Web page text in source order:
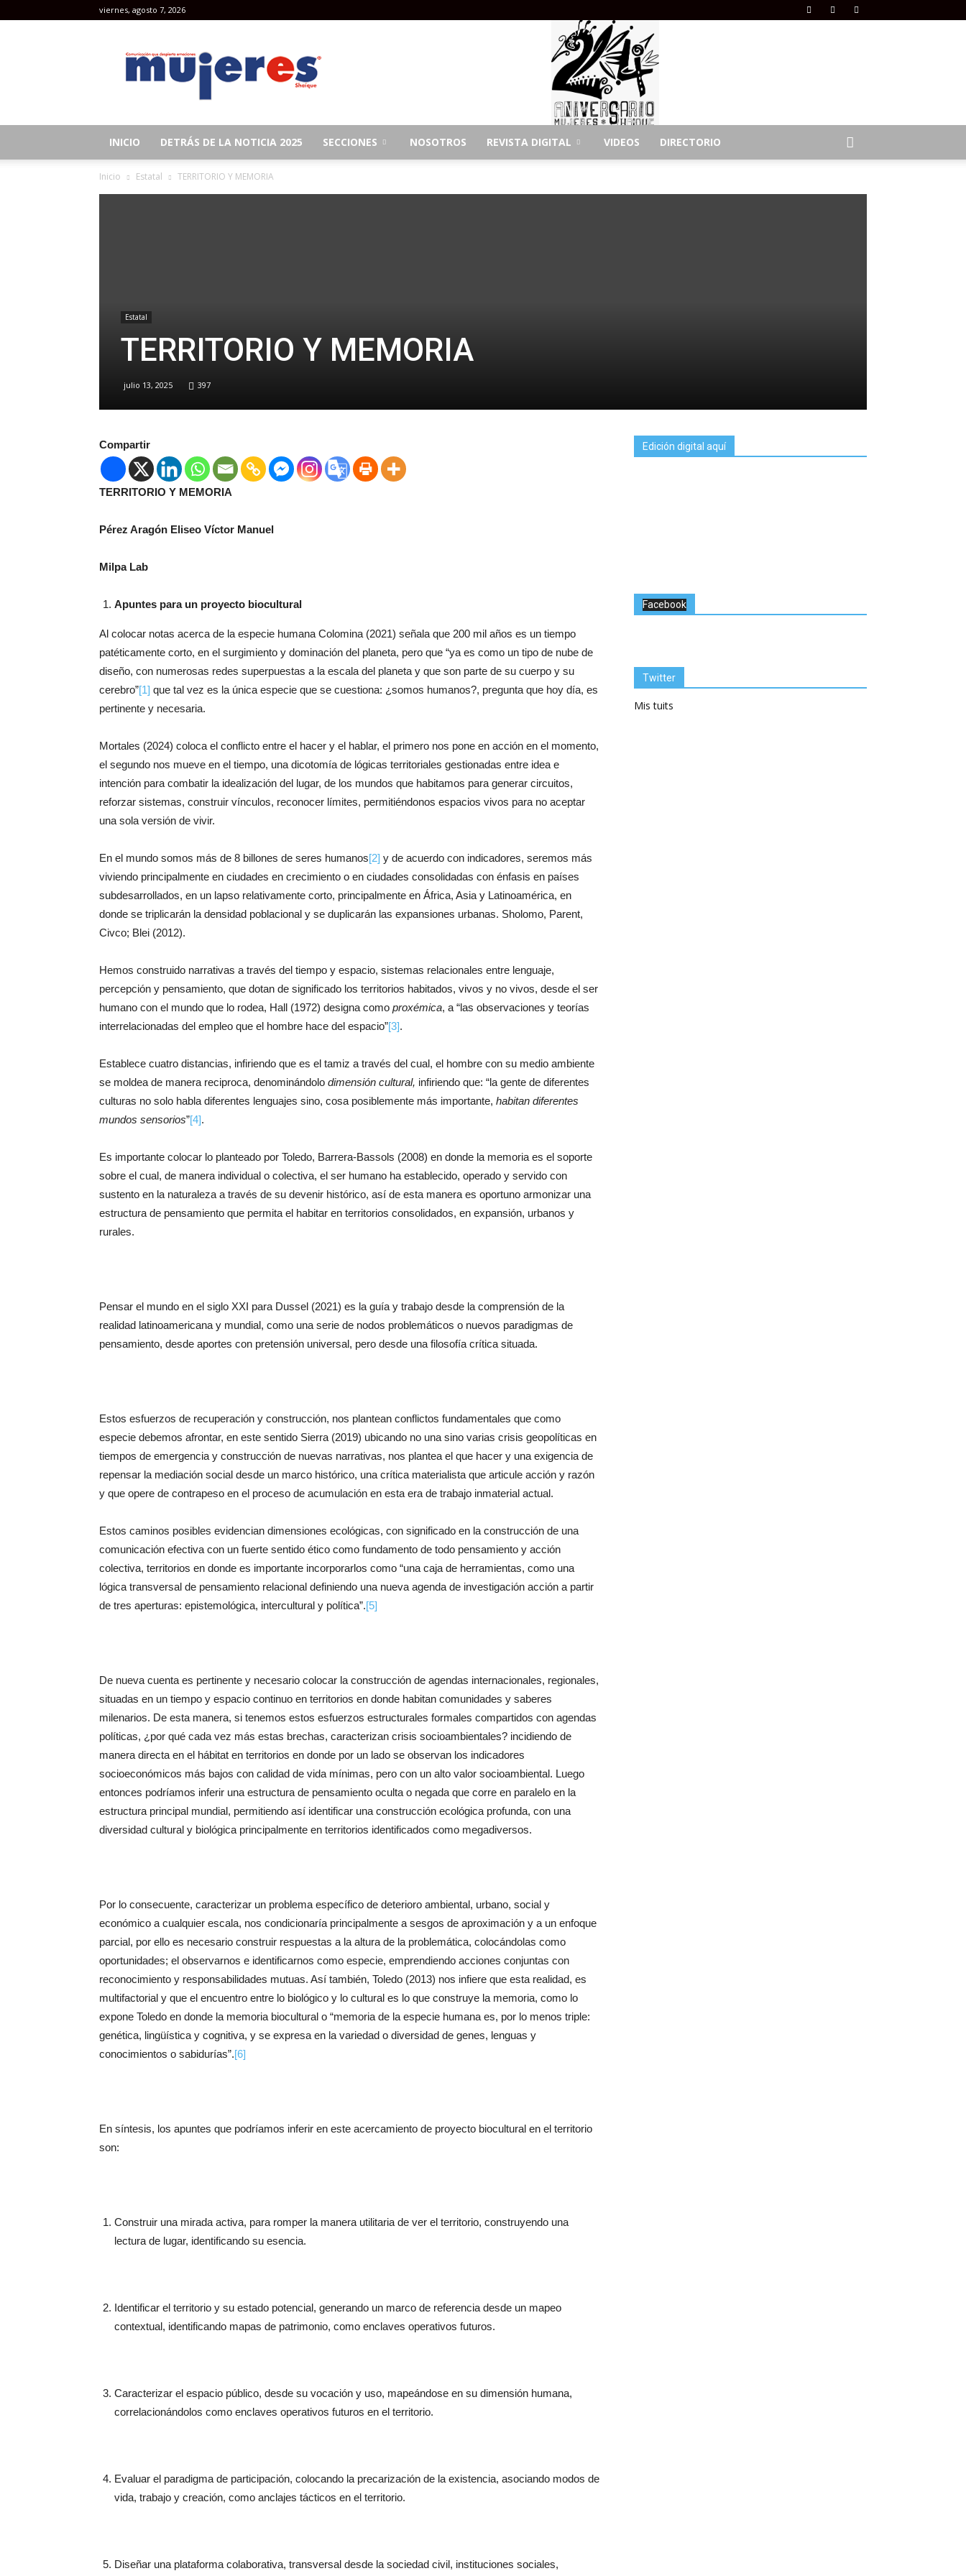
viernes, agosto 7, 2026
Mujeres
INICIO DETRÁS DE LA NOTICIA 2025 SECCIONES NOSOTROS REVISTA DIGITAL VIDEOS DIRECTORIO
Inicio Estatal TERRITORIO Y MEMORIA
Estatal
TERRITORIO Y MEMORIA
julio 13, 2025 397
Compartir
TERRITORIO Y MEMORIA
Pérez Aragón Eliseo Víctor Manuel
Milpa Lab
Apuntes para un proyecto biocultural
Al colocar notas acerca de la especie humana Colomina (2021) señala que 200 mil años es un tiempo
patéticamente corto, en el surgimiento y dominación del planeta, pero que “ya es como un tipo de nube de
diseño, con numerosas redes superpuestas a la escala del planeta y que son parte de su cuerpo y su
cerebro”[1] que tal vez es la única especie que se cuestiona: ¿somos humanos?, pregunta que hoy día, es
pertinente y necesaria.
Mortales (2024) coloca el conflicto entre el hacer y el hablar, el primero nos pone en acción en el momento,
el segundo nos mueve en el tiempo, una dicotomía de lógicas territoriales gestionadas entre idea e
intención para combatir la idealización del lugar, de los mundos que habitamos para generar circuitos,
reforzar sistemas, construir vínculos, reconocer límites, permitiéndonos espacios vivos para no aceptar
una sola versión de vivir.
En el mundo somos más de 8 billones de seres humanos[2] y de acuerdo con indicadores, seremos más
viviendo principalmente en ciudades en crecimiento o en ciudades consolidadas con énfasis en países
subdesarrollados, en un lapso relativamente corto, principalmente en África, Asia y Latinoamérica, en
donde se triplicarán la densidad poblacional y se duplicarán las expansiones urbanas. Sholomo, Parent,
Civco; Blei (2012).
Hemos construido narrativas a través del tiempo y espacio, sistemas relacionales entre lenguaje,
percepción y pensamiento, que dotan de significado los territorios habitados, vivos y no vivos, desde el ser
humano con el mundo que lo rodea, Hall (1972) designa como proxémica, a “las observaciones y teorías
interrelacionadas del empleo que el hombre hace del espacio”[3].
Establece cuatro distancias, infiriendo que es el tamiz a través del cual, el hombre con su medio ambiente
se moldea de manera reciproca, denominándolo dimensión cultural, infiriendo que: “la gente de diferentes
culturas no solo habla diferentes lenguajes sino, cosa posiblemente más importante, habitan diferentes
mundos sensorios”[4].
Es importante colocar lo planteado por Toledo, Barrera-Bassols (2008) en donde la memoria es el soporte
sobre el cual, de manera individual o colectiva, el ser humano ha establecido, operado y servido con
sustento en la naturaleza a través de su devenir histórico, así de esta manera es oportuno armonizar una
estructura de pensamiento que permita el habitar en territorios consolidados, en expansión, urbanos y
rurales.
Pensar el mundo en el siglo XXI para Dussel (2021) es la guía y trabajo desde la comprensión de la
realidad latinoamericana y mundial, como una serie de nodos problemáticos o nuevos paradigmas de
pensamiento, desde aportes con pretensión universal, pero desde una filosofía crítica situada.
Estos esfuerzos de recuperación y construcción, nos plantean conflictos fundamentales que como
especie debemos afrontar, en este sentido Sierra (2019) ubicando no una sino varias crisis geopolíticas en
tiempos de emergencia y construcción de nuevas narrativas, nos plantea el que hacer y una exigencia de
repensar la mediación social desde un marco histórico, una crítica materialista que articule acción y razón
y que opere de contrapeso en el proceso de acumulación en esta era de trabajo inmaterial actual.
Estos caminos posibles evidencian dimensiones ecológicas, con significado en la construcción de una
comunicación efectiva con un fuerte sentido ético como fundamento de todo pensamiento y acción
colectiva, territorios en donde es importante incorporarlos como “una caja de herramientas, como una
lógica transversal de pensamiento relacional definiendo una nueva agenda de investigación acción a partir
de tres aperturas: epistemológica, intercultural y política”.[5]
De nueva cuenta es pertinente y necesario colocar la construcción de agendas internacionales, regionales,
situadas en un tiempo y espacio continuo en territorios en donde habitan comunidades y saberes
milenarios. De esta manera, si tenemos estos esfuerzos estructurales formales compartidos con agendas
políticas, ¿por qué cada vez más estas brechas, caracterizan crisis socioambientales? incidiendo de
manera directa en el hábitat en territorios en donde por un lado se observan los indicadores
socioeconómicos más bajos con calidad de vida mínimas, pero con un alto valor socioambiental. Luego
entonces podríamos inferir una estructura de pensamiento oculta o negada que corre en paralelo en la
estructura principal mundial, permitiendo así identificar una construcción ecológica profunda, con una
diversidad cultural y biológica principalmente en territorios identificados como megadiversos.
Por lo consecuente, caracterizar un problema específico de deterioro ambiental, urbano, social y
económico a cualquier escala, nos condicionaría principalmente a sesgos de aproximación y a un enfoque
parcial, por ello es necesario construir respuestas a la altura de la problemática, colocándolas como
oportunidades; el observarnos e identificarnos como especie, emprendiendo acciones conjuntas con
reconocimiento y responsabilidades mutuas. Así también, Toledo (2013) nos infiere que esta realidad, es
multifactorial y que el encuentro entre lo biológico y lo cultural es lo que construye la memoria, como lo
expone Toledo en donde la memoria biocultural o “memoria de la especie humana es, por lo menos triple:
genética, lingüística y cognitiva, y se expresa en la variedad o diversidad de genes, lenguas y
conocimientos o sabidurías”.[6]
En síntesis, los apuntes que podríamos inferir en este acercamiento de proyecto biocultural en el territorio
son:
Construir una mirada activa, para romper la manera utilitaria de ver el territorio, construyendo una
lectura de lugar, identificando su esencia.
Identificar el territorio y su estado potencial, generando un marco de referencia desde un mapeo
contextual, identificando mapas de patrimonio, como enclaves operativos futuros.
Caracterizar el espacio público, desde su vocación y uso, mapeándose en su dimensión humana,
correlacionándolos como enclaves operativos futuros en el territorio.
Evaluar el paradigma de participación, colocando la precarización de la existencia, asociando modos de
vida, trabajo y creación, como anclajes tácticos en el territorio.
Diseñar una plataforma colaborativa, transversal desde la sociedad civil, instituciones sociales,
Edición digital aquí
Facebook
Twitter
Mis tuits